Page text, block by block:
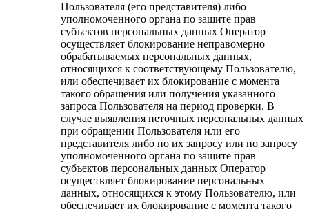
Пользователя (его представителя) либо
уполномоченного органа по защите прав
субъектов персональных данных Оператор
осуществляет блокирование неправомерно
обрабатываемых персональных данных,
относящихся к соответствующему Пользователю,
или обеспечивает их блокирование с момента
такого обращения или получения указанного
запроса Пользователя на период проверки. В
случае выявления неточных персональных данных
при обращении Пользователя или его
представителя либо по их запросу или по запросу
уполномоченного органа по защите прав
субъектов персональных данных Оператор
осуществляет блокирование персональных
данных, относящихся к этому Пользователю, или
обеспечивает их блокирование с момента такого